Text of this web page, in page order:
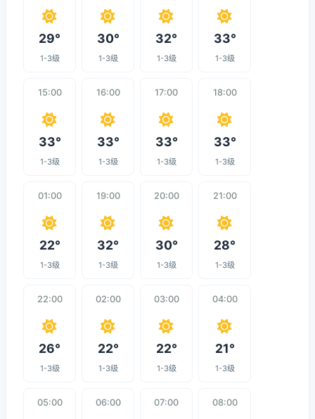
29°
1-3级
30°
1-3级
32°
1-3级
33°
1-3级
15:00
33°
1-3级
16:00
33°
1-3级
17:00
33°
1-3级
18:00
33°
1-3级
01:00
22°
1-3级
19:00
32°
1-3级
20:00
30°
1-3级
21:00
28°
1-3级
22:00
26°
1-3级
02:00
22°
1-3级
03:00
22°
1-3级
04:00
21°
1-3级
05:00 06:00 07:00 08:00